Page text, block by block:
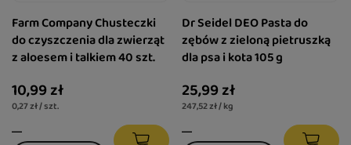
Farm Company Chusteczki
do czyszczenia dla zwierząt
z aloesem i talkiem 40 szt.
10,99 zł
0,27 zł / szt.
Dr Seidel DEO Pasta do
zębów z zieloną pietruszką
dla psa i kota 105 g
25,99 zł
247,52 zł / kg